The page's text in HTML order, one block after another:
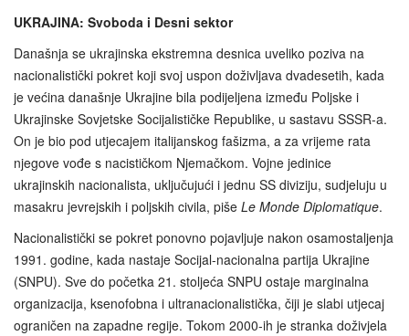
UKRAJINA: Svoboda i Desni sektor
Današnja se ukrajinska ekstremna desnica uveliko poziva na
nacionalistički pokret koji svoj uspon doživljava dvadesetih, kada
je većina današnje Ukrajine bila podijeljena između Poljske i
Ukrajinske Sovjetske Socijalističke Republike, u sastavu SSSR-a.
On je bio pod utjecajem italijanskog fašizma, a za vrijeme rata
njegove vođe s nacističkom Njemačkom. Vojne jedinice
ukrajinskih nacionalista, uključujući i jednu SS diviziju, sudjeluju u
masakru jevrejskih i poljskih civila, piše Le Monde Diplomatique.
Nacionalistički se pokret ponovno pojavljuje nakon osamostaljenja
1991. godine, kada nastaje Socijal-nacionalna partija Ukrajine
(SNPU). Sve do početka 21. stoljeća SNPU ostaje marginalna
organizacija, ksenofobna i ultranacionalistička, čiji je slabi utjecaj
ograničen na zapadne regije. Tokom 2000-ih je stranka doživjela